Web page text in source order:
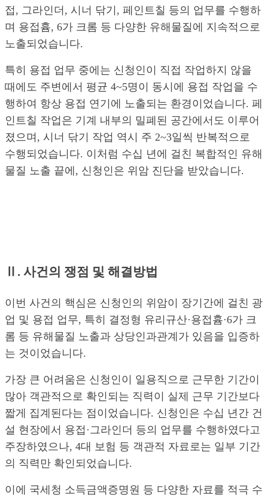
접, 그라인더, 시너 닦기, 페인트칠 등의 업무를 수행하
며 용접흄, 6가 크롬 등 다양한 유해물질에 지속적으로
노출되었습니다.
특히 용접 업무 중에는 신청인이 직접 작업하지 않을
때에도 주변에서 평균 4~5명이 동시에 용접 작업을 수
행하여 항상 용접 연기에 노출되는 환경이었습니다. 페
인트칠 작업은 기계 내부의 밀폐된 공간에서도 이루어
졌으며, 시너 닦기 작업 역시 주 2~3일씩 반복적으로
수행되었습니다. 이처럼 수십 년에 걸친 복합적인 유해
물질 노출 끝에, 신청인은 위암 진단을 받았습니다.
Ⅱ. 사건의 쟁점 및 해결방법
이번 사건의 핵심은 신청인의 위암이 장기간에 걸친 광
업 및 용접 업무, 특히 결정형 유리규산·용접흄·6가 크
롬 등 유해물질 노출과 상당인과관계가 있음을 입증하
는 것이었습니다.
가장 큰 어려움은 신청인이 일용직으로 근무한 기간이
많아 객관적으로 확인되는 직력이 실제 근무 기간보다
짧게 집계된다는 점이었습니다. 신청인은 수십 년간 건
설 현장에서 용접·그라인더 등의 업무를 수행하였다고
주장하였으나, 4대 보험 등 객관적 자료로는 일부 기간
의 직력만 확인되었습니다.
이에 국세청 소득금액증명원 등 다양한 자료를 적극 수